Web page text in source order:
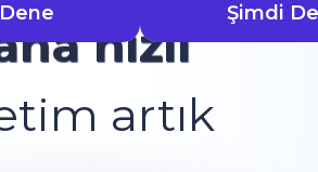
Şimdi
artık
hızlı